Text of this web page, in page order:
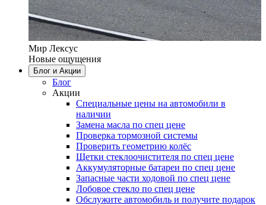
Мир Лексус
Новые ощущения
Блог и Акции
Блог
Акции
Специальные цены на автомобили в
наличии
Замена масла по спец цене
Проверка тормозной системы
Проверить геометрию колёс
Щетки стеклоочистителя по спец цене
Аккумуляторные батареи по спец цене
Запасные части ходовой по спец цене
Лобовое стекло по спец цене
Обслужите автомобиль и получите подарок